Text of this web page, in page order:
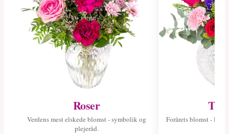
Roser
Verdens mest elskede blomst - symbolik og
plejeråd.
Forårets blomst - læs